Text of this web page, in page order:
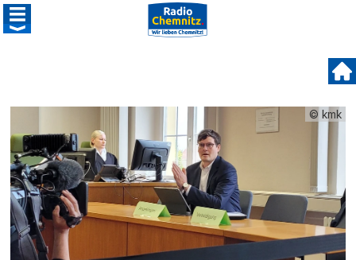
© kmk